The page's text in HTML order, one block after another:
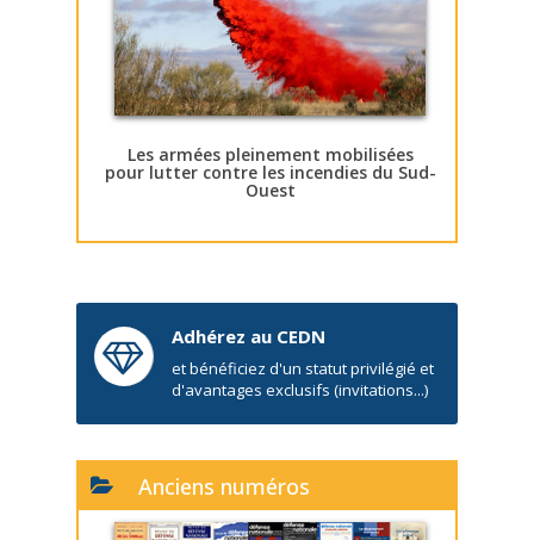
Les armées pleinement mobilisées
pour lutter contre les incendies du Sud-
Ouest
Adhérez au CEDN
et bénéficiez d'un statut privilégié et
d'avantages exclusifs (invitations...)
Anciens numéros